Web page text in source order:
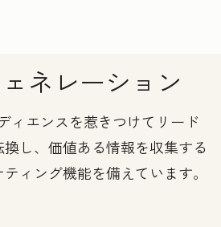
ネレーション
ィエンスを惹きつけてリード
換し、価値ある情報を収集する
ィング機能を備えています。